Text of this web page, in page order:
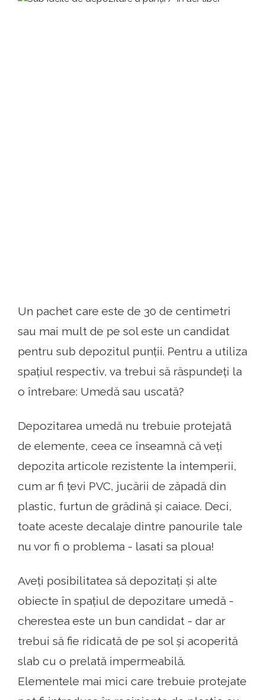
Un pachet care este de 30 de centimetri
sau mai mult de pe sol este un candidat
pentru sub depozitul punții. Pentru a utiliza
spațiul respectiv, va trebui să răspundeți la
o întrebare: Umedă sau uscată?
Depozitarea umedă nu trebuie protejată
de elemente, ceea ce înseamnă că veți
depozita articole rezistente la intemperii,
cum ar fi țevi PVC, jucării de zăpadă din
plastic, furtun de grădină și caiace. Deci,
toate aceste decalaje dintre panourile tale
nu vor fi o problema - lasati sa ploua!
Aveți posibilitatea să depozitați și alte
obiecte în spațiul de depozitare umedă -
cherestea este un bun candidat - dar ar
trebui să fie ridicată de pe sol și acoperită
slab cu o prelată impermeabilă.
Elementele mai mici care trebuie protejate